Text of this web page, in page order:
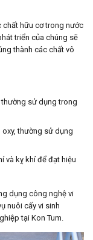
chất hữu cơ trong nước
triển của chúng sẽ
thành các chất vô
sử dụng trong
thường sử dụng
và kỵ khí để đạt hiệu
dụng công nghệ vi
nuôi cấy vi sinh
tại Kon Tum.